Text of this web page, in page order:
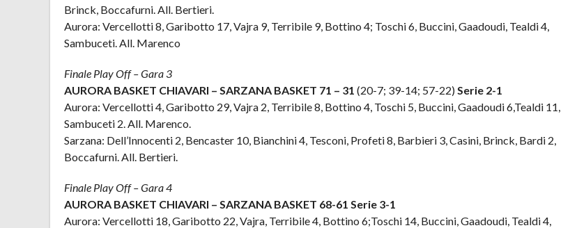
Brinck, Boccafurni. All. Bertieri.
Aurora: Vercellotti 8, Garibotto 17, Vajra 9, Terribile 9, Bottino 4; Toschi 6, Buccini, Gaadoudi, Tealdi 4,
Sambuceti. All. Marenco
Finale Play Off – Gara 3
AURORA BASKET CHIAVARI – SARZANA BASKET 71 – 31 (20-7; 39-14; 57-22) Serie 2-1
Aurora: Vercellotti 4, Garibotto 29, Vajra 2, Terribile 8, Bottino 4, Toschi 5, Buccini, Gaadoudi 6,Tealdi 11,
Sambuceti 2. All. Marenco.
Sarzana: Dell’Innocenti 2, Bencaster 10, Bianchini 4, Tesconi, Profeti 8, Barbieri 3, Casini, Brinck, Bardi 2,
Boccafurni. All. Bertieri.
Finale Play Off – Gara 4
AURORA BASKET CHIAVARI – SARZANA BASKET 68-61 Serie 3-1
Aurora: Vercellotti 18, Garibotto 22, Vajra, Terribile 4, Bottino 6;Toschi 14, Buccini, Gaadoudi, Tealdi 4,